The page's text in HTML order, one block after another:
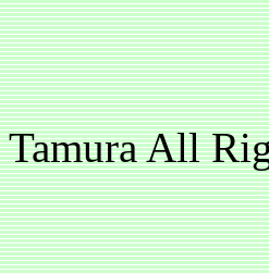
Tamura All